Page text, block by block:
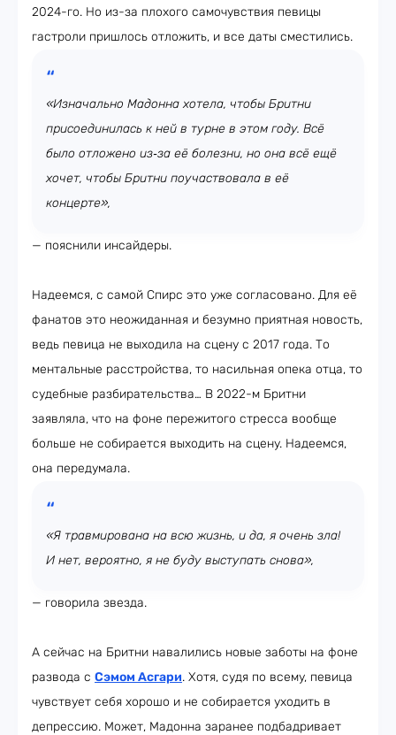
2024-го. Но из-за плохого самочувствия певицы
гастроли пришлось отложить, и все даты сместились.
«Изначально Мадонна хотела, чтобы Бритни
присоединилась к ней в турне в этом году. Всё
было отложено из‑за её болезни, но она всё ещё
хочет, чтобы Бритни поучаствовала в её
концерте»,
— пояснили инсайдеры.
Надеемся, с самой Спирс это уже согласовано. Для её
фанатов это неожиданная и безумно приятная новость,
ведь певица не выходила на сцену с 2017 года. То
ментальные расстройства, то насильная опека отца, то
судебные разбирательства… В 2022-м Бритни
заявляла, что на фоне пережитого стресса вообще
больше не собирается выходить на сцену. Надеемся,
она передумала.
«Я травмирована на всю жизнь, и да, я очень зла!
И нет, вероятно, я не буду выступать снова»,
— говорила звезда.
А сейчас на Бритни навалились новые заботы на фоне
развода с Сэмом Асгари. Хотя, судя по всему, певица
чувствует себя хорошо и не собирается уходить в
депрессию. Может, Мадонна заранее подбадривает